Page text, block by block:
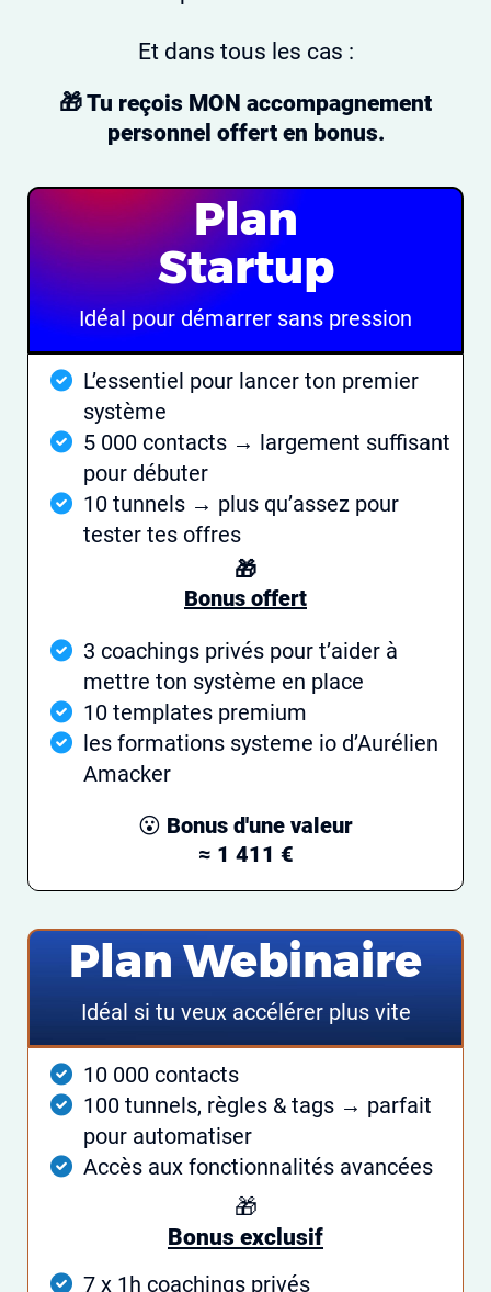
Et dans tous les cas :
🎁 Tu reçois MON accompagnement
personnel offert en bonus.
Plan
Startup
Idéal pour démarrer sans pression
L’essentiel pour lancer ton premier
système
5 000 contacts → largement suffisant
pour débuter
10 tunnels → plus qu’assez pour
tester tes offres
🎁
Bonus offert
3 coachings privés pour t’aider à
mettre ton système en place
10 templates premium
les formations systeme io d’Aurélien
Amacker
😮 Bonus d'une valeur
≈ 1 411 €
Plan Webinaire
Idéal si tu veux accélérer plus vite
10 000 contacts
100 tunnels, règles & tags → parfait
pour automatiser
Accès aux fonctionnalités avancées
🎁
Bonus exclusif
7 x 1h coachings privés